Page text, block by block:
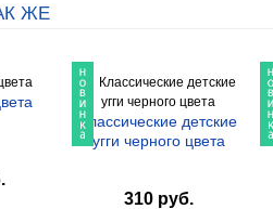
ЖЕ
Классические детские
угги черного цвета
310 руб.